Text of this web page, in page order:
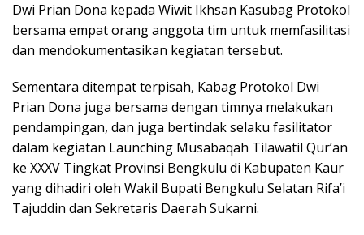
Dwi Prian Dona kepada Wiwit Ikhsan Kasubag Protokol
bersama empat orang anggota tim untuk memfasilitasi
dan mendokumentasikan kegiatan tersebut.
Sementara ditempat terpisah, Kabag Protokol Dwi
Prian Dona juga bersama dengan timnya melakukan
pendampingan, dan juga bertindak selaku fasilitator
dalam kegiatan Launching Musabaqah Tilawatil Qur’an
ke XXXV Tingkat Provinsi Bengkulu di Kabupaten Kaur
yang dihadiri oleh Wakil Bupati Bengkulu Selatan Rifa’i
Tajuddin dan Sekretaris Daerah Sukarni.